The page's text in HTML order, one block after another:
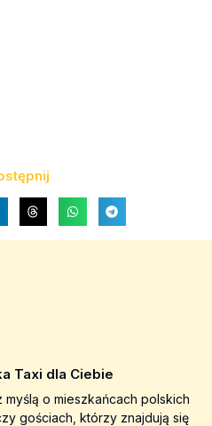
Taxi dla Ciebie
myślą o mieszkańcach polskich
gościach, którzy znajdują się